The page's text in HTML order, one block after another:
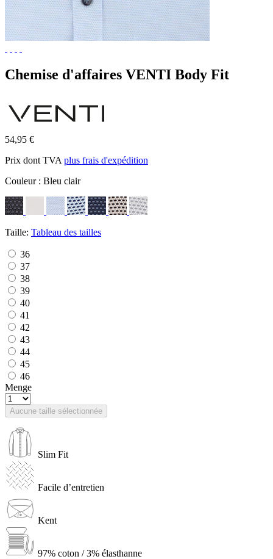
Chemise d'affaires VENTI Body Fit
54,95 €
Prix dont TVA plus frais d'expédition
Couleur : Bleu clair
Taille: Tableau des tailles
36
37
38
39
40
41
42
43
44
45
46
Menge
Aucune taille sélectionnée
Slim Fit
Facile d’entretien
Kent
97% coton / 3% élasthanne